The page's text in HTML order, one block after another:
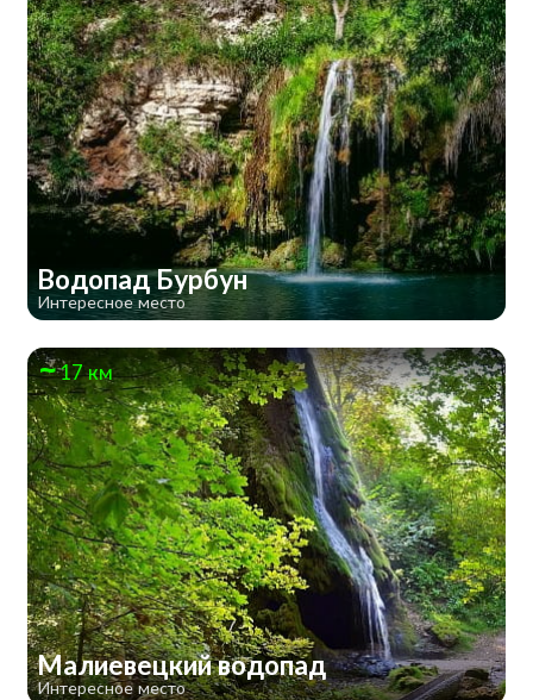
Водопад Бурбун
Интересное место
17 км
Малиевецкий водопад
Интересное место